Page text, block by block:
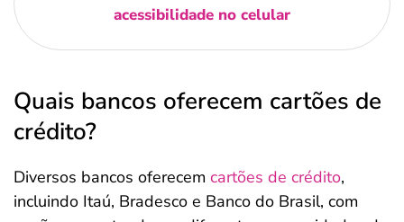
acessibilidade no celular
Quais bancos oferecem cartões de
crédito?
Diversos bancos oferecem cartões de crédito,
incluindo Itaú, Bradesco e Banco do Brasil, com